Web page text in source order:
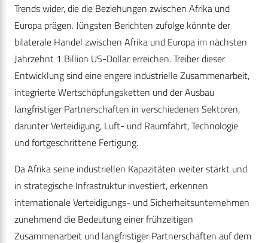
Trends wider, die die Beziehungen zwischen Afrika und
Europa prägen. Jüngsten Berichten zufolge könnte der
bilaterale Handel zwischen Afrika und Europa im nächsten
Jahrzehnt 1 Billion US-Dollar erreichen. Treiber dieser
Entwicklung sind eine engere industrielle Zusammenarbeit,
integrierte Wertschöpfungsketten und der Ausbau
langfristiger Partnerschaften in verschiedenen Sektoren,
darunter Verteidigung, Luft- und Raumfahrt, Technologie
und fortgeschrittene Fertigung.
Da Afrika seine industriellen Kapazitäten weiter stärkt und
in strategische Infrastruktur investiert, erkennen
internationale Verteidigungs- und Sicherheitsunternehmen
zunehmend die Bedeutung einer frühzeitigen
Zusammenarbeit und langfristiger Partnerschaften auf dem